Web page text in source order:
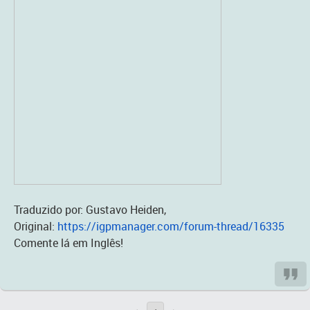
Traduzido por: Gustavo Heiden,
Original: https://igpmanager.com/forum-thread/16335
Comente lá em Inglês!